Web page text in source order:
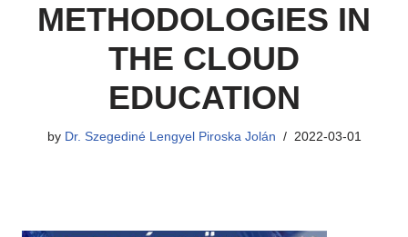
METHODOLOGIES IN
THE CLOUD
EDUCATION
by Dr. Szegediné Lengyel Piroska Jolán 2022-03-01